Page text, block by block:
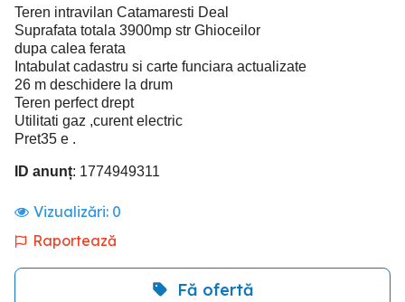
Teren intravilan Catamaresti Deal
Suprafata totala 3900mp str Ghioceilor
dupa calea ferata
Intabulat cadastru si carte funciara actualizate
26 m deschidere la drum
Teren perfect drept
Utilitati gaz ,curent electric
Pret35 e .
ID anunț: 1774949311
Vizualizări: 0
Raportează
Fă ofertă